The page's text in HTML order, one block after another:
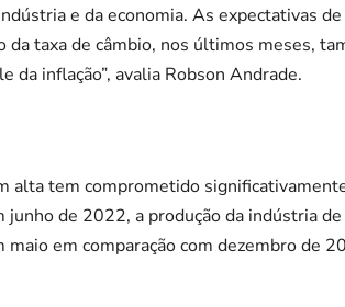
e da economia. As expectativas
da taxa de câmbio, nos últimos meses,
da inflação”, avalia Robson Andrade.
alta tem comprometido
junho de 2022, a produção da indústria
maio em comparação com dezembro de